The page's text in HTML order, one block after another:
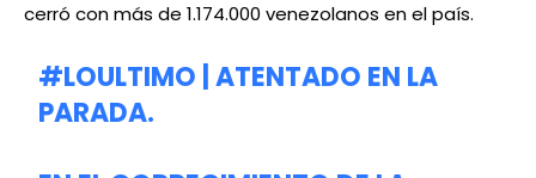
cerró con más de 1.174.000 venezolanos en el país.
#LOULTIMO | ATENTADO EN LA
PARADA.